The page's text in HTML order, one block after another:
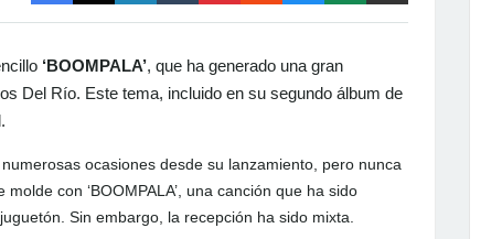
‘BOOMPALA’, que ha generado una gran
Del Río. Este tema, incluido en su segundo álbum de
ocasiones desde su lanzamiento, pero nunca
con ‘BOOMPALA’, una canción que ha sido
Sin embargo, la recepción ha sido mixta.